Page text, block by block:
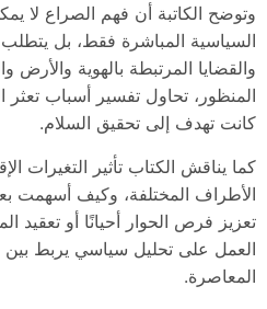
وتوضح الكاتبة أن فهم الصراع لا
السياسية المباشرة فقط، بل يتطلب
والقضايا المرتبطة بالهوية والأرض
المنظور، تحاول تفسير أسباب تعثر
كانت تهدف إلى تحقيق السلام.
كما يناقش الكتاب تأثير التغيرات
الأطراف المختلفة، وكيف أسهمت
تعزيز فرص الحوار أحيانًا أو تعقيد
العمل على تحليل سياسي يربط بين
المعاصرة.